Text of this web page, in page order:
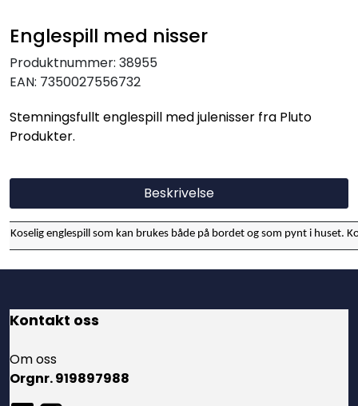
Englespill med nisser
Produktnummer: 38955
EAN: 7350027556732
Stemningsfullt englespill med julenisser fra Pluto
Produkter.
Beskrivelse
Koselig englespill som kan brukes både på bordet og som pynt i huset.
Kontakt oss
Om oss
Orgnr. 919897988